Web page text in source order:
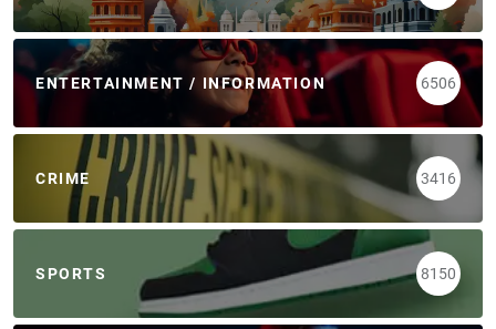
ENTERTAINMENT / INFORMATION 6506
CRIME 3416
SPORTS 8150